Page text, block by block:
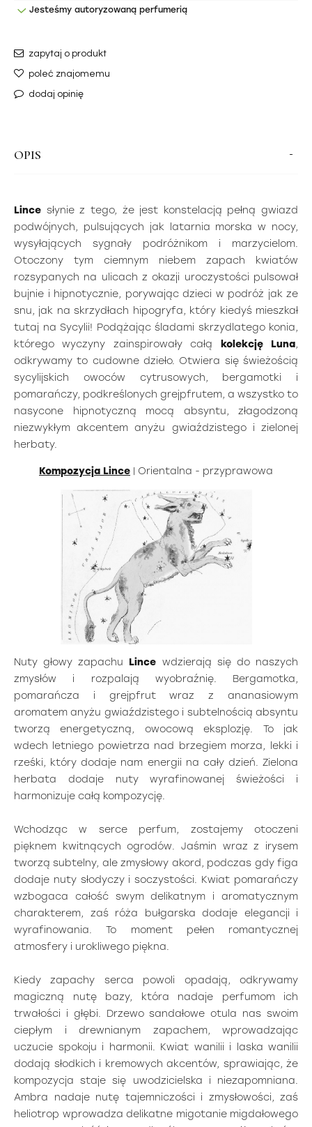
Jesteśmy autoryzowaną perfumerią
zapytaj o produkt
poleć znajomemu
dodaj opinię
OPIS
Lince słynie z tego, że jest konstelacją pełną gwiazd
podwójnych, pulsujących jak latarnia morska w nocy,
wysyłających sygnały podróżnikom i marzycielom.
Otoczony tym ciemnym niebem zapach kwiatów
rozsypanych na ulicach z okazji uroczystości pulsował
bujnie i hipnotycznie, porywając dzieci w podróż jak ze
snu, jak na skrzydłach hipogryfa, który kiedyś mieszkał
tutaj na Sycylii! Podążając śladami skrzydlatego konia,
którego wyczyny zainspirowały całą
kolekcję Luna,
odkrywamy to cudowne dzieło. Otwiera się świeżością
sycylijskich owoców cytrusowych, bergamotki i
pomarańczy, podkreślonych grejpfrutem, a wszystko to
nasycone hipnotyczną mocą absyntu, złagodzoną
niezwykłym akcentem anyżu gwiaździstego i zielonej
herbaty.
Kompozycja Lince | Orientalna - przyprawowa
Nuty głowy zapachu Lince wdzierają się do naszych
zmysłów i rozpalają wyobraźnię. Bergamotka,
pomarańcza i grejpfrut wraz z ananasiowym
aromatem anyżu gwiaździstego i subtelnością absyntu
tworzą energetyczną, owocową eksplozję. To jak
wdech letniego powietrza nad brzegiem morza, lekki i
rześki, który dodaje nam energii na cały dzień. Zielona
herbata dodaje nuty wyrafinowanej świeżości i
harmonizuje całą kompozycję.
Wchodząc w serce perfum, zostajemy otoczeni
pięknem kwitnących ogrodów. Jaśmin wraz z irysem
tworzą subtelny, ale zmysłowy akord, podczas gdy figa
dodaje nuty słodyczy i soczystości. Kwiat pomarańczy
wzbogaca całość swym delikatnym i aromatycznym
charakterem, zaś róża bułgarska dodaje elegancji i
wyrafinowania. To moment pełen romantycznej
atmosfery i urokliwego piękna.
Kiedy zapachy serca powoli opadają, odkrywamy
magiczną nutę bazy, która nadaje perfumom ich
trwałości i głębi. Drzewo sandałowe otula nas swoim
ciepłym i drewnianym zapachem, wprowadzając
uczucie spokoju i harmonii. Kwiat wanilii i laska wanilii
dodają słodkich i kremowych akcentów, sprawiając, że
kompozycja staje się uwodzicielska i niezapomniana.
Ambra nadaje nutę tajemniczości i zmysłowości, zaś
heliotrop wprowadza delikatne migotanie migdałowego